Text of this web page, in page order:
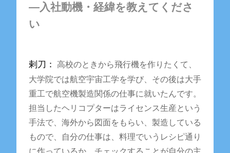
―入社動機・経緯を教えてくださ
い
剌刀：
高校のときから飛行機を作りたくて、
大学院では航空宇宙工学を学び、その後は大手
重工で航空機製造関係の仕事に就いたんです。
担当したヘリコプターはライセンス生産という
手法で、海外から図面をもらい、製造している
もので、自分の仕事は、料理でいうレシピ通り
に作っているか、チェックすることが自分の主